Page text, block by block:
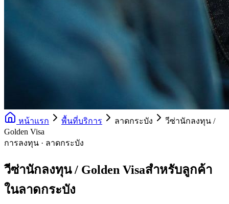
หน้าแรก พื้นที่บริการ ลาดกระบัง
วีซ่านักลงทุน /
Golden Visa
การลงทุน · ลาดกระบัง
วีซ่านักลงทุน / Golden Visaสำหรับลูกค้า
ในลาดกระบัง